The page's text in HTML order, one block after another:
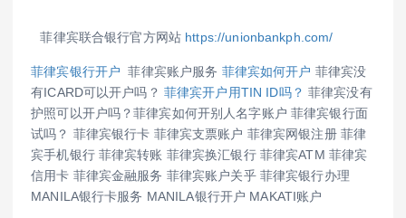
菲律宾联合银行官方网站 https://unionbankph.com/
菲律宾银行开户 菲律宾账户服务 菲律宾如何开户 菲律宾没
有ICARD可以开户吗？ 菲律宾开户用TIN ID吗？ 菲律宾没有
护照可以开户吗？菲律宾如何开别人名字账户 菲律宾银行面
试吗？ 菲律宾银行卡 菲律宾支票账户 菲律宾网银注册 菲律
宾手机银行 菲律宾转账 菲律宾换汇银行 菲律宾ATM 菲律宾
信用卡 菲律宾金融服务 菲律宾账户关乎 菲律宾银行办理
MANILA银行卡服务 MANILA银行开户 MAKATI账户